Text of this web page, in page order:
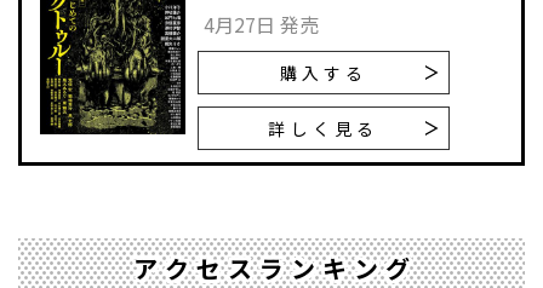
4月27日 発売
購入する
詳しく見る
アクセスランキング